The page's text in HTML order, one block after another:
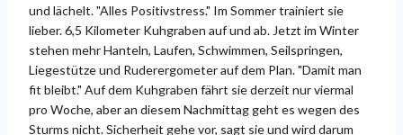
und lächelt. "Alles Positivstress." Im Sommer trainiert sie
lieber. 6,5 Kilometer Kuhgraben auf und ab. Jetzt im Winter
stehen mehr Hanteln, Laufen, Schwimmen, Seilspringen,
Liegestütze und Ruderergometer auf dem Plan. "Damit man
fit bleibt." Auf dem Kuhgraben fährt sie derzeit nur viermal
pro Woche, aber an diesem Nachmittag geht es wegen des
Sturms nicht. Sicherheit gehe vor, sagt sie und wird darum